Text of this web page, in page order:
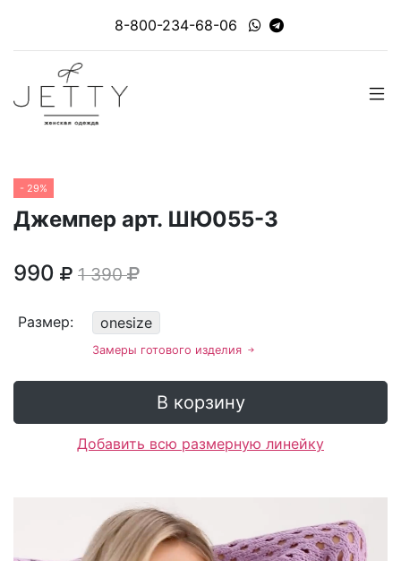
8-800-234-68-06
- 29%
Джемпер арт. ШЮ055-3
990 1 390
Размер: onesize
Замеры готового изделия
В корзину
Добавить всю размерную линейку